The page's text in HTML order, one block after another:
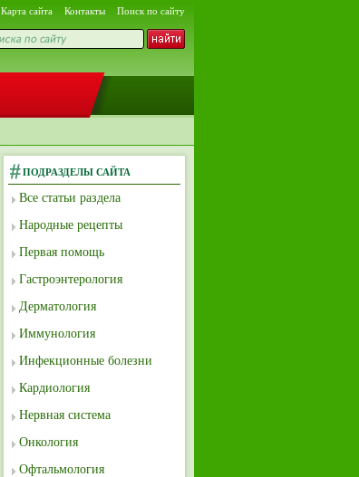
Карта сайта Контакты Поиск по сайту
ПОДРАЗДЕЛЫ САЙТА
Все статьи раздела
Народные рецепты
Первая помощь
Гастроэнтерология
Дерматология
Иммунология
Инфекционные болезни
Кардиология
Нервная система
Онкология
Офтальмология